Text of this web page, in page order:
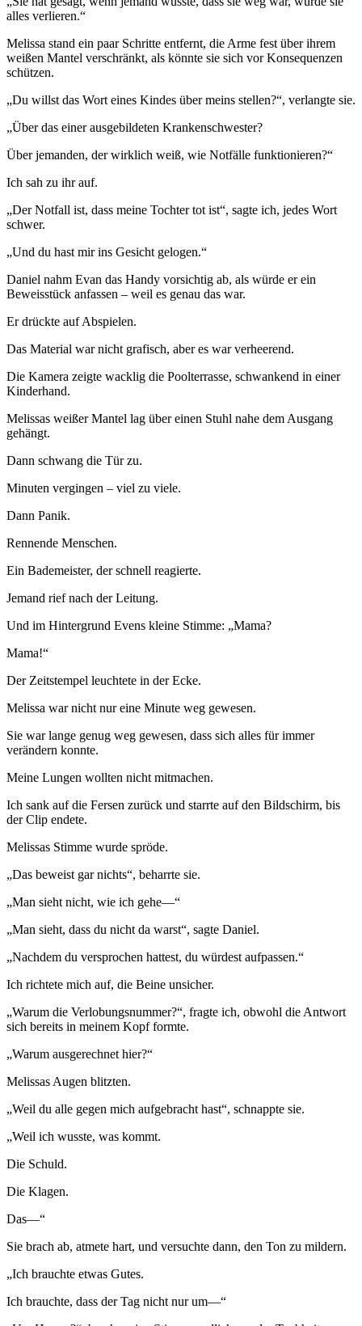
alles verlieren.“
Melissa stand ein paar Schritte entfernt, die Arme fest über ihrem
weißen Mantel verschränkt, als könnte sie sich vor Konsequenzen
schützen.
„Du willst das Wort eines Kindes über meins stellen?“, verlangte sie.
„Über das einer ausgebildeten Krankenschwester?
Über jemanden, der wirklich weiß, wie Notfälle funktionieren?“
Ich sah zu ihr auf.
„Der Notfall ist, dass meine Tochter tot ist“, sagte ich, jedes Wort
schwer.
„Und du hast mir ins Gesicht gelogen.“
Daniel nahm Evan das Handy vorsichtig ab, als würde er ein
Beweisstück anfassen – weil es genau das war.
Er drückte auf Abspielen.
Das Material war nicht grafisch, aber es war verheerend.
Die Kamera zeigte wacklig die Poolterrasse, schwankend in einer
Kinderhand.
Melissas weißer Mantel lag über einen Stuhl nahe dem Ausgang
gehängt.
Dann schwang die Tür zu.
Minuten vergingen – viel zu viele.
Dann Panik.
Rennende Menschen.
Ein Bademeister, der schnell reagierte.
Jemand rief nach der Leitung.
Und im Hintergrund Evens kleine Stimme: „Mama?
Mama!“
Der Zeitstempel leuchtete in der Ecke.
Melissa war nicht nur eine Minute weg gewesen.
Sie war lange genug weg gewesen, dass sich alles für immer
verändern konnte.
Meine Lungen wollten nicht mitmachen.
Ich sank auf die Fersen zurück und starrte auf den Bildschirm, bis
der Clip endete.
Melissas Stimme wurde spröde.
„Das beweist gar nichts“, beharrte sie.
„Man sieht nicht, wie ich gehe—“
„Man sieht, dass du nicht da warst“, sagte Daniel.
„Nachdem du versprochen hattest, du würdest aufpassen.“
Ich richtete mich auf, die Beine unsicher.
„Warum die Verlobungsnummer?“, fragte ich, obwohl die Antwort
sich bereits in meinem Kopf formte.
„Warum ausgerechnet hier?“
Melissas Augen blitzten.
„Weil du alle gegen mich aufgebracht hast“, schnappte sie.
„Weil ich wusste, was kommt.
Die Schuld.
Die Klagen.
Das—“
Sie brach ab, atmete hart, und versuchte dann, den Ton zu mildern.
„Ich brauchte etwas Gutes.
Ich brauchte, dass der Tag nicht nur um—“